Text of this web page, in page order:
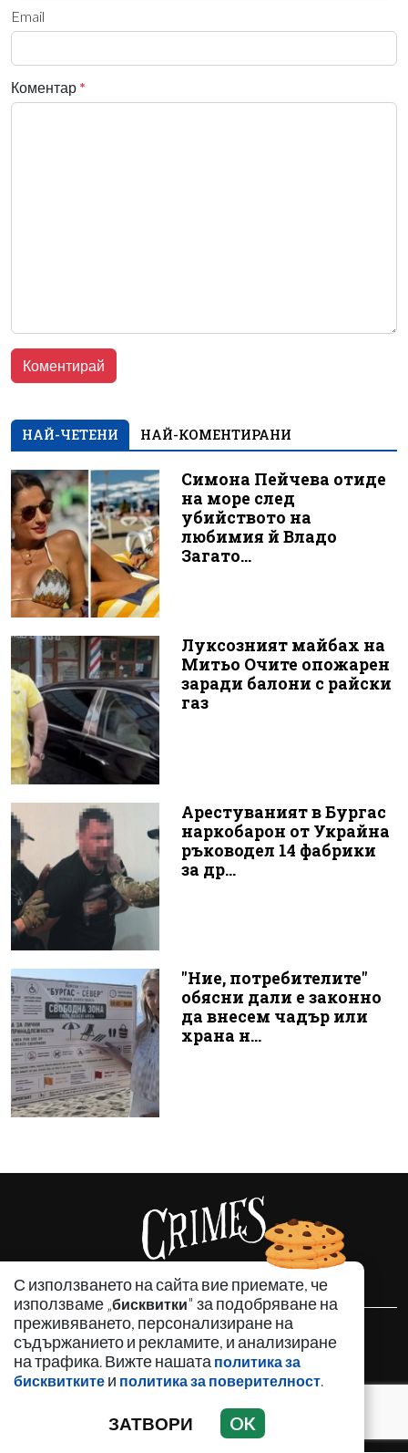
Email
Коментар *
НАЙ-ЧЕТЕНИ НАЙ-КОМЕНТИРАНИ
Симона Пейчева отиде
на море след
убийството на
любимия й Владо
Загато...
Луксозният майбах на
Митьо Очите опожарен
заради балони с райски
газ
Арестуваният в Бургас
наркобарон от Украйна
ръководел 14 фабрики
за др...
"Ние, потребителите"
обясни дали е законно
да внесем чадър или
храна н...
С използването на сайта вие приемате, че
използваме „бисквитки" за подобряване на
преживяването, персонализиране на
съдържанието и рекламите, и анализиране
на трафика. Вижте нашата политика за
бисквитките и политика за поверителност.
ЗАТВОРИ OK
НОВИНИ
АНАЛИЗИ
ЗАБАВНО
ИЗДИРВА СЕ
КРИМИНАЛНО